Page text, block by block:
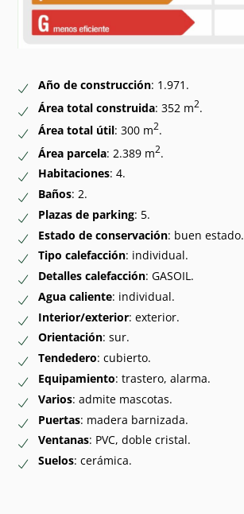
Año de construcción: 1.971.
Área total construida: 352 m2.
Área total útil: 300 m2.
Área parcela: 2.389 m2.
Habitaciones: 4.
Baños: 2.
Plazas de parking: 5.
Estado de conservación: buen estado.
Tipo calefacción: individual.
Detalles calefacción: GASOIL.
Agua caliente: individual.
Interior/exterior: exterior.
Orientación: sur.
Tendedero: cubierto.
Equipamiento: trastero, alarma.
Varios: admite mascotas.
Puertas: madera barnizada.
Ventanas: PVC, doble cristal.
Suelos: cerámica.